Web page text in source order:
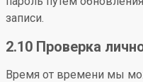
записи.
2.10 Проверка
Время от времени мы